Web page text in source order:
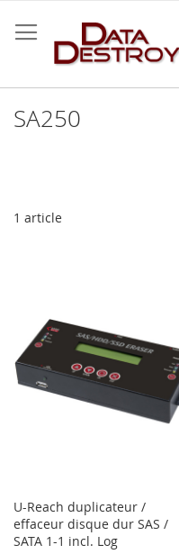
au
contenu
SA250
1 article
U-Reach duplicateur /
effaceur disque dur SAS /
SATA 1-1 incl. Log